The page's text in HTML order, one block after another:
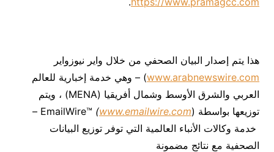
هذا يتم إصدار البيان الصحفي من خلال واير نيوزواير
www.arabnewswire.com) – وهي خدمة إخبارية للعالم
العربي والشرق الأوسط وشمال أفريقيا (MENA) ، ويتم
توزيعها بواسطة EmailWire™
(www.emailwire.com
) –
خدمة وكالات الأنباء العالمية التي توفر توزيع البيانات
الصحفية مع نتائج مضمونة